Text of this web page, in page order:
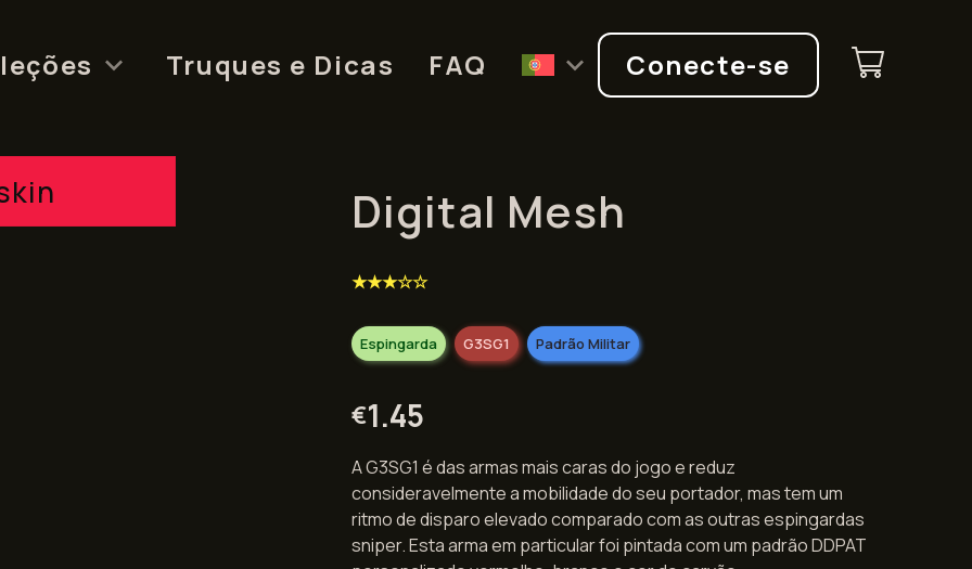
Truques e Dicas FAQ Conecte-se
Digital Mesh
€1.45
G3SG1 Padrão Militar
Espingarda
★★★☆☆
A G3SG1 é das armas mais caras do jogo e reduz
consideravelmente a mobilidade do seu portador, mas tem um
ritmo de disparo elevado comparado com as outras espingardas
sniper. Esta arma em particular foi pintada com um padrão DDPAT